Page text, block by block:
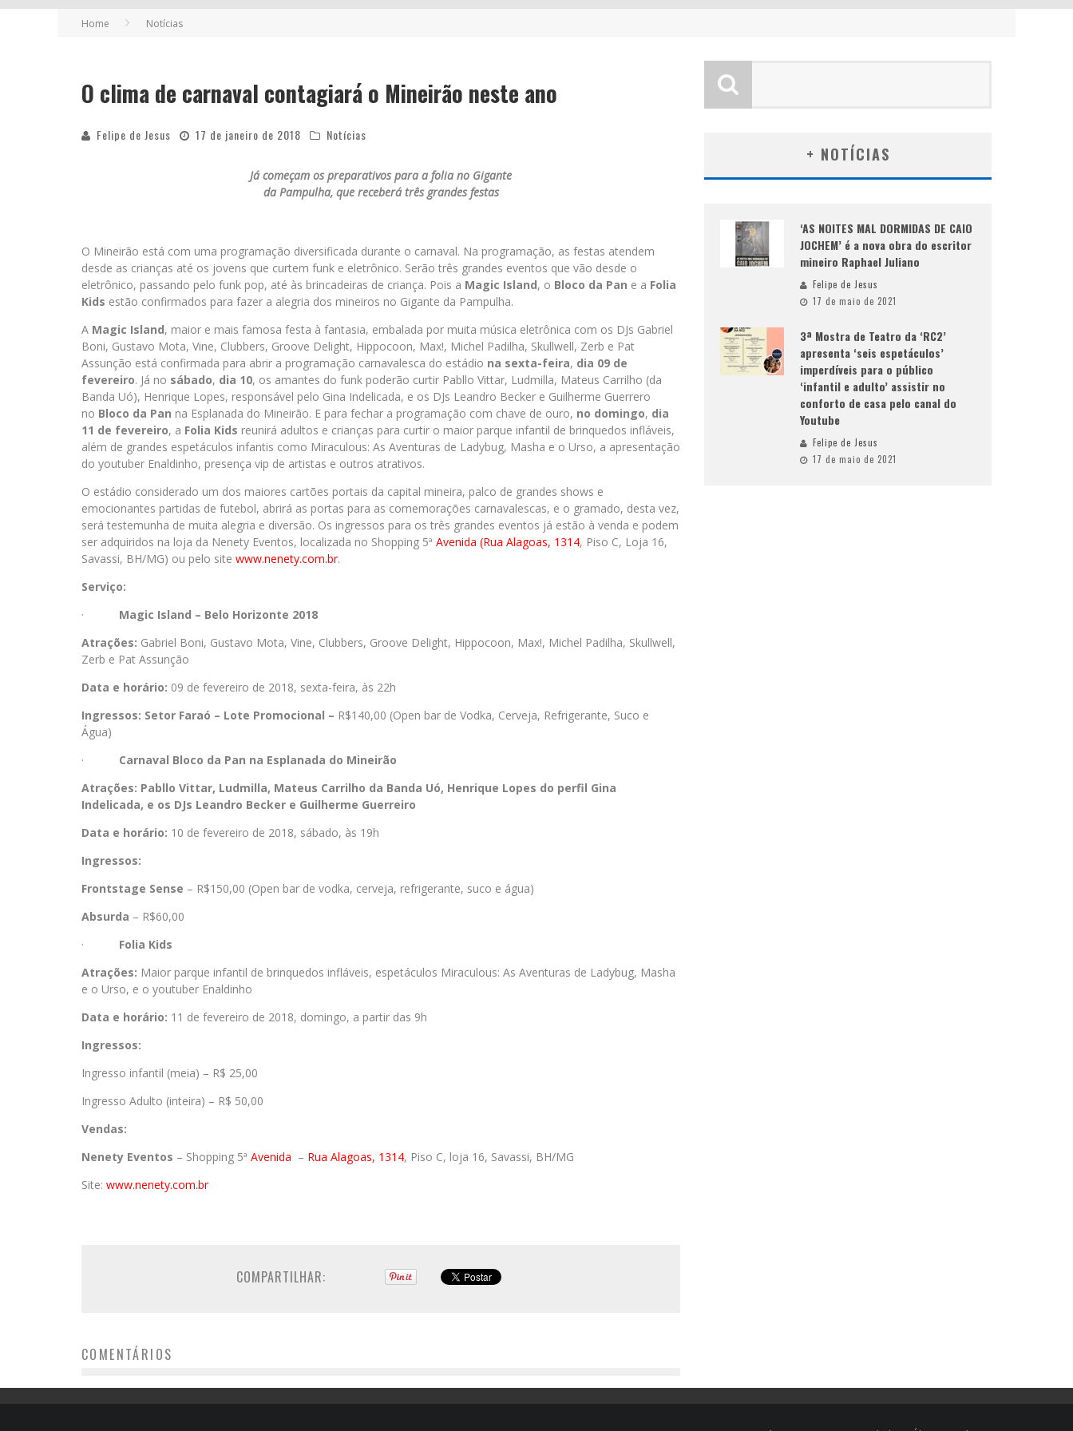
‘AS NOITES MAL DORMIDAS DE CAIO JOCHEM’ É A NOVA OBRA DO ESCRITOR MINEIRO RAPHAEL JULIANO
Home Notícias
O clima de carnaval contagiará o Mineirão neste ano
Felipe de Jesus 17 de janeiro de 2018 Notícias
Já começam os preparativos para a folia no Gigante
da Pampulha, que receberá três grandes festas
O Mineirão está com uma programação diversificada durante o carnaval. Na programação, as festas atendem
desde as crianças até os jovens que curtem funk e eletrônico. Serão três grandes eventos que vão desde o
eletrônico, passando pelo funk pop, até às brincadeiras de criança. Pois a Magic Island, o Bloco da Pan e a Folia
Kids estão confirmados para fazer a alegria dos mineiros no Gigante da Pampulha.
A Magic Island, maior e mais famosa festa à fantasia, embalada por muita música eletrônica com os DJs Gabriel
Boni, Gustavo Mota, Vine, Clubbers, Groove Delight, Hippocoon, Max!, Michel Padilha, Skullwell, Zerb e Pat
Assunção está confirmada para abrir a programação carnavalesca do estádio na sexta-feira, dia 09 de
fevereiro. Já no sábado, dia 10, os amantes do funk poderão curtir Pabllo Vittar, Ludmilla, Mateus Carrilho (da
Banda Uó), Henrique Lopes, responsável pelo Gina Indelicada, e os DJs Leandro Becker e Guilherme Guerrero
no Bloco da Pan na Esplanada do Mineirão. E para fechar a programação com chave de ouro, no domingo, dia
11 de fevereiro, a Folia Kids reunirá adultos e crianças para curtir o maior parque infantil de brinquedos infláveis,
além de grandes espetáculos infantis como Miraculous: As Aventuras de Ladybug, Masha e o Urso, a apresentação
do youtuber Enaldinho, presença vip de artistas e outros atrativos.
O estádio considerado um dos maiores cartões portais da capital mineira, palco de grandes shows e
emocionantes partidas de futebol, abrirá as portas para as comemorações carnavalescas, e o gramado, desta vez,
será testemunha de muita alegria e diversão. Os ingressos para os três grandes eventos já estão à venda e podem
ser adquiridos na loja da Nenety Eventos, localizada no Shopping 5ª Avenida (Rua Alagoas, 1314, Piso C, Loja 16,
Savassi, BH/MG) ou pelo site www.nenety.com.br.
Serviço:
· Magic Island – Belo Horizonte 2018
Atrações: Gabriel Boni, Gustavo Mota, Vine, Clubbers, Groove Delight, Hippocoon, Max!, Michel Padilha, Skullwell,
Zerb e Pat Assunção
Data e horário: 09 de fevereiro de 2018, sexta-feira, às 22h
Ingressos: Setor Faraó – Lote Promocional – R$140,00 (Open bar de Vodka, Cerveja, Refrigerante, Suco e
Água)
· Carnaval Bloco da Pan na Esplanada do Mineirão
Atrações: Pabllo Vittar, Ludmilla, Mateus Carrilho da Banda Uó, Henrique Lopes do perfil Gina
Indelicada, e os DJs Leandro Becker e Guilherme Guerreiro
Data e horário: 10 de fevereiro de 2018, sábado, às 19h
Ingressos:
Frontstage Sense – R$150,00 (Open bar de vodka, cerveja, refrigerante, suco e água)
Absurda – R$60,00
· Folia Kids
Atrações: Maior parque infantil de brinquedos infláveis, espetáculos Miraculous: As Aventuras de Ladybug, Masha
e o Urso, e o youtuber Enaldinho
Data e horário: 11 de fevereiro de 2018, domingo, a partir das 9h
Ingressos:
Ingresso infantil (meia) – R$ 25,00
Ingresso Adulto (inteira) – R$ 50,00
Vendas:
Nenety Eventos – Shopping 5ª Avenida – Rua Alagoas, 1314, Piso C, loja 16, Savassi, BH/MG
Site: www.nenety.com.br
COMPARTILHAR:
COMENTÁRIOS
+ NOTÍCIAS
‘AS NOITES MAL DORMIDAS DE CAIO
JOCHEM’ é a nova obra do escritor
mineiro Raphael Juliano
Felipe de Jesus
17 de maio de 2021
3ª Mostra de Teatro da ‘RC2’
apresenta ‘seis espetáculos’
imperdíveis para o público
‘infantil e adulto’ assistir no
conforto de casa pelo canal do
Youtube
Felipe de Jesus
17 de maio de 2021